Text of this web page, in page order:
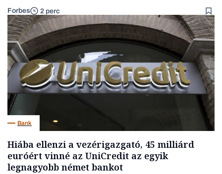
Forbes 2 perc
Bank
Hiába ellenzi a vezérigazgató, 45 milliárd
euróért vinné az UniCredit az egyik
legnagyobb német bankot